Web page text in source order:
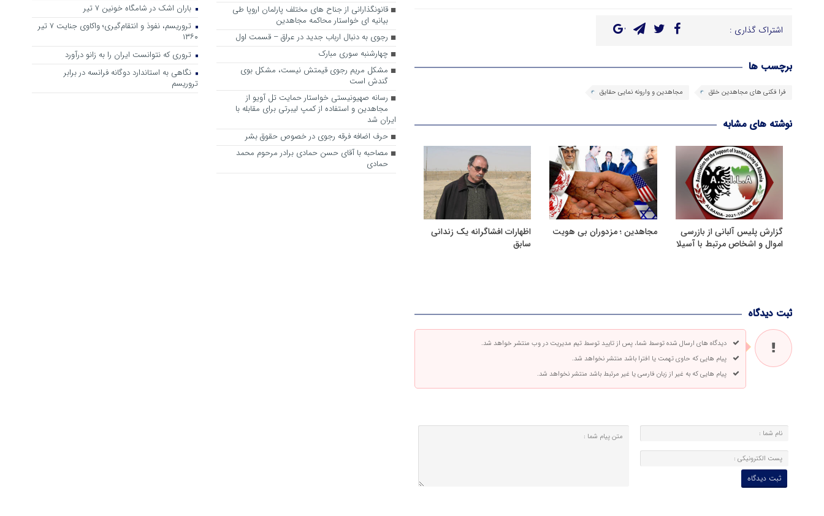
اشتراک گذاری :
برچسب ها
فرا فکنی های مجاهدین خلق مجاهدین و وارونه نمایی حقایق
نوشته های مشابه
گزارش پلیس آلبانی از بازرسی
اموال و اشخاص مرتبط با آسیلا
مجاهدین ؛ مزدوران بی هویت
اظهارات افشاگرانه یک زندانی
سابق
ثبت دیدگاه
دیدگاه های ارسال شده توسط شما، پس از تایید توسط تیم مدیریت در وب منتشر خواهد شد.
پیام هایی که حاوی تهمت یا افترا باشد منتشر نخواهد شد.
پیام هایی که به غیر از زبان فارسی یا غیر مرتبط باشد منتشر نخواهد شد.
قانونگذارانی از جناح های مختلف پارلمان اروپا طی
بیانیه ای خواستار محاکمه مجاهدین
رجوی به دنبال ارباب جدید در عراق – قسمت اول
چهارشنبه سوری مبارک
مشکل مریم رجوی قیمتش نیست، مشکل بوی
گندش است
رسانه صهیونیستی خواستار حمایت تل آویو از
مجاهدین و استفاده از کمپ لیبرتی برای مقابله با
ایران شد
حرف اضافه فرقه رجوی در خصوص حقوق بشر
مصاحبه با آقای حسن حمادی برادر مرحوم محمد
حمادی
باران اشک در شامگاه خونین 7 تیر
تروریسم، نفوذ و انتقام‌گیری؛ واکاوی جنایت ۷ تیر
۱۳۶۰
تروری که نتوانست ایران را به زانو درآورد
نگاهی به استاندارد دوگانه فرانسه در برابر
تروریسم